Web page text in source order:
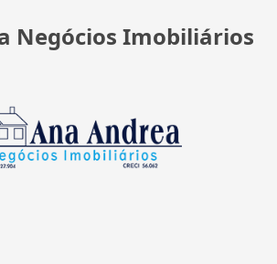
Negócios Imobiliários